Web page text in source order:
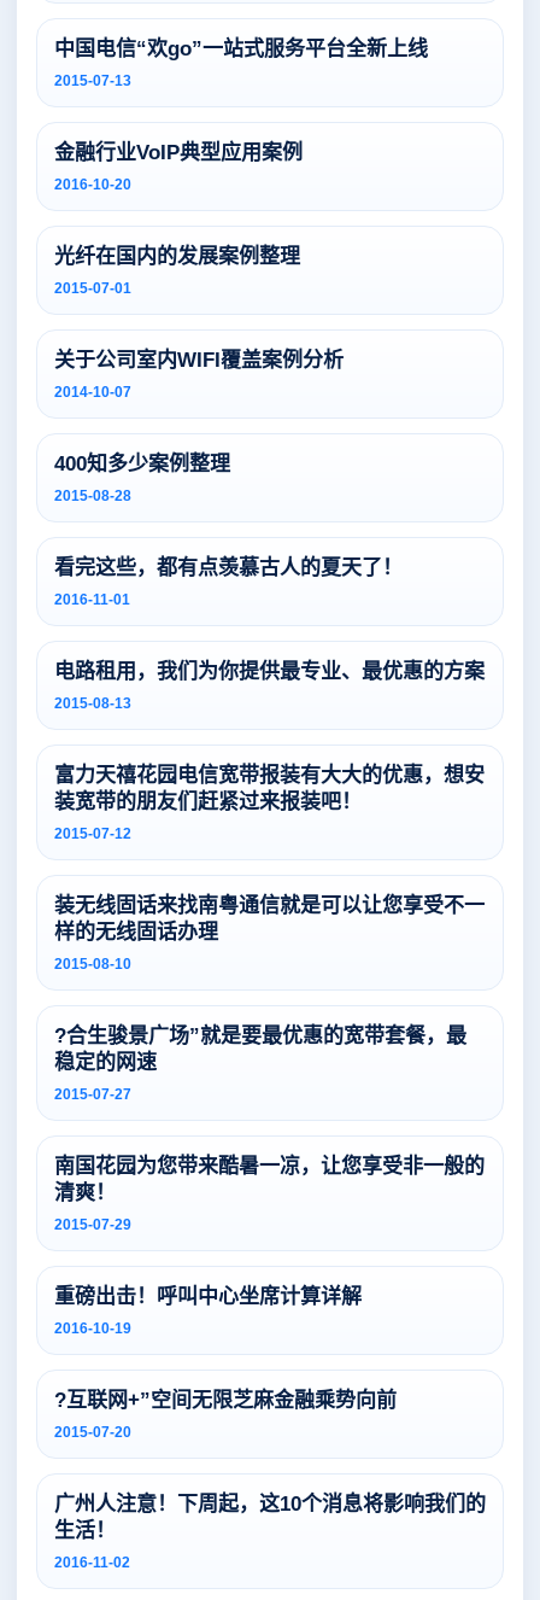
中国电信“欢go”一站式服务平台全新上线
2015-07-13
金融行业VoIP典型应用案例
2016-10-20
光纤在国内的发展案例整理
2015-07-01
关于公司室内WIFI覆盖案例分析
2014-10-07
400知多少案例整理
2015-08-28
看完这些，都有点羡慕古人的夏天了！
2016-11-01
电路租用，我们为你提供最专业、最优惠的方案
2015-08-13
富力天禧花园电信宽带报装有大大的优惠，想安
装宽带的朋友们赶紧过来报装吧！
2015-07-12
装无线固话来找南粤通信就是可以让您享受不一
样的无线固话办理
2015-08-10
?合生骏景广场”就是要最优惠的宽带套餐，最
稳定的网速
2015-07-27
南国花园为您带来酷暑一凉，让您享受非一般的
清爽！
2015-07-29
重磅出击！呼叫中心坐席计算详解
2016-10-19
?互联网+”空间无限芝麻金融乘势向前
2015-07-20
广州人注意！下周起，这10个消息将影响我们的
生活！
2016-11-02